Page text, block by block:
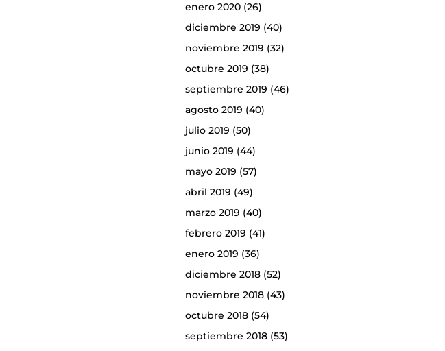
enero 2020(26)
diciembre 2019 (40)
noviembre 2019 (32)
octubre 2019 (38)
septiembre 2019 (46)
agosto 2019 (40)
julio 2019 (50)
junio 2019 (44)
mayo 2019 (57)
abril 2019 (49)
marzo 2019 (40)
febrero 2019 (41)
enero 2019 (36)
diciembre 2018(52)
noviembre 2018(43)
octubre 2018(54)
septiembre 2018(53)